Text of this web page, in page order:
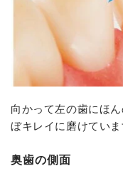
向かって左の歯にほ
ぼキレイに磨けていま
奥歯の側面